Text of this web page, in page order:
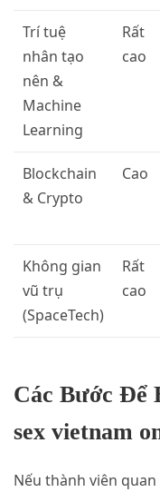
Trí tuệ
nhân tạo
nên &
Machine
Learning
Rất
cao
Blockchain
& Crypto
Cao
Không gian
vũ trụ
(SpaceTech)
Rất
cao
Các Bước Để
sex vietnam
Nếu thành viên